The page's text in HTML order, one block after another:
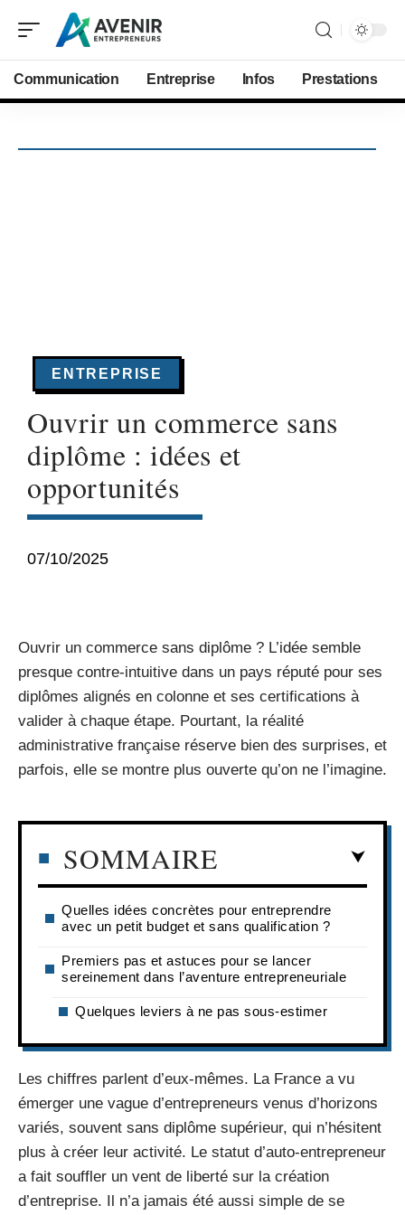
Communication Entreprise Infos Prestations
ENTREPRISE
Ouvrir un commerce sans
diplôme : idées et
opportunités
07/10/2025
Ouvrir un commerce sans diplôme ? L’idée semble
presque contre-intuitive dans un pays réputé pour ses
diplômes alignés en colonne et ses certifications à
valider à chaque étape. Pourtant, la réalité
administrative française réserve bien des surprises, et
parfois, elle se montre plus ouverte qu’on ne l’imagine.
SOMMAIRE
Quelles idées concrètes pour entreprendre
avec un petit budget et sans qualification ?
Premiers pas et astuces pour se lancer
sereinement dans l’aventure entrepreneuriale
Quelques leviers à ne pas sous-estimer
Les chiffres parlent d’eux-mêmes. La France a vu
émerger une vague d’entrepreneurs venus d’horizons
variés, souvent sans diplôme supérieur, qui n’hésitent
plus à créer leur activité. Le statut d’auto-entrepreneur
a fait souffler un vent de liberté sur la création
d’entreprise. Il n’a jamais été aussi simple de se